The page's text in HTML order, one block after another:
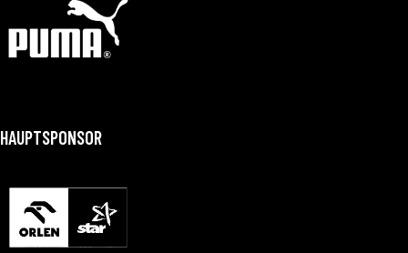
HAUPTSPONSOR